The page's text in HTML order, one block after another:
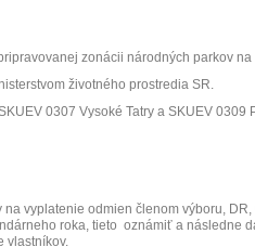
zonácii národných parkov
životného prostredia SR.
0307 Vysoké Tatry a SKUEV 0309
vyplatenie odmien členom výboru, DR,
roka, tieto oznámiť a následne
vlastníkov.